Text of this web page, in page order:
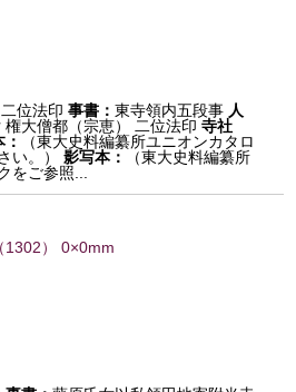
二位法印 事書：東寺領内五段事 人
大僧都（宗恵） 二位法印 寺社
（東大史料編纂所ユニオンカタロ
い。）
影写本：
（東大史料編纂所
をご参照...
（1302） 0×0mm